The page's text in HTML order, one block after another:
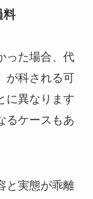
料
った場合、代
が科される可
に異なります
るケースもあ
と実態が乖離